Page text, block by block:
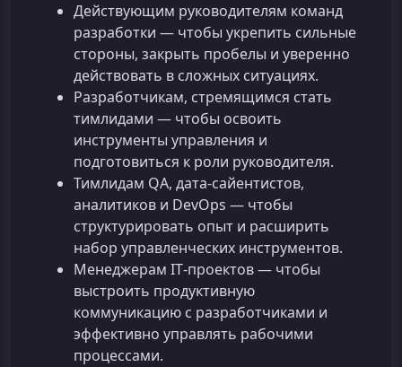
Действующим руководителям команд
разработки — чтобы укрепить сильные
стороны, закрыть пробелы и уверенно
действовать в сложных ситуациях.
Разработчикам, стремящимся стать
тимлидами — чтобы освоить
инструменты управления и
подготовиться к роли руководителя.
Тимлидам QA, дата-сайентистов,
аналитиков и DevOps — чтобы
структурировать опыт и расширить
набор управленческих инструментов.
Менеджерам IT‑проектов — чтобы
выстроить продуктивную
коммуникацию с разработчиками и
эффективно управлять рабочими
процессами.